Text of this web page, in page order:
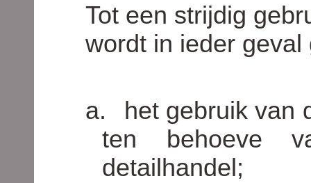
Tot een strijdig
wordt in ieder geval
a.
het gebruik van
ten behoeve
detailhandel;